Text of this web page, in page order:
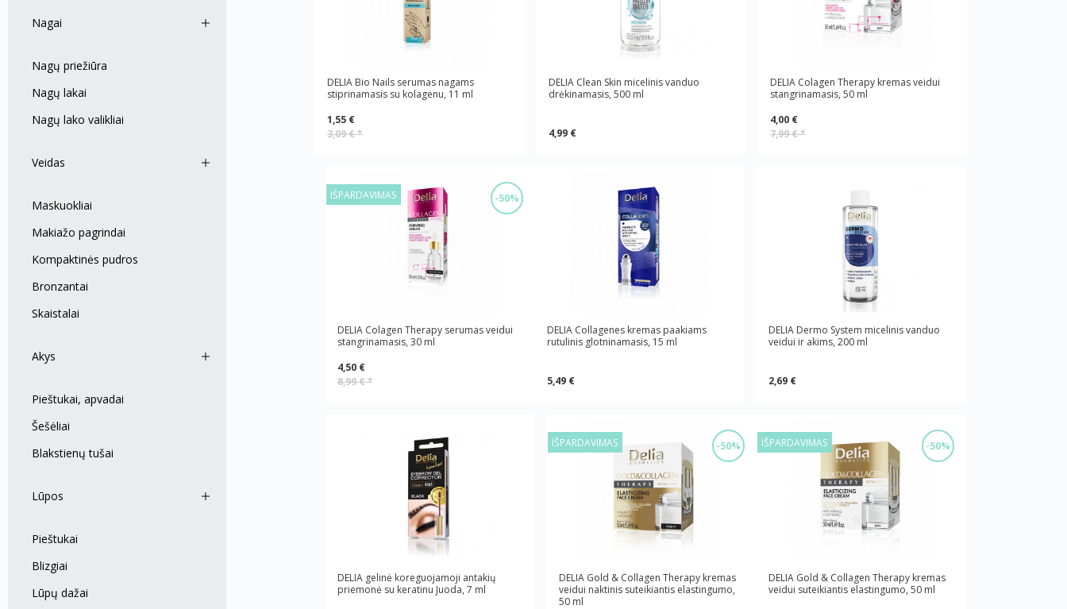
Nagai
Nagų priežiūra
Nagų lakai
Nagų lako valikliai
Veidas
Maskuokliai
Makiažo pagrindai
Kompaktinės pudros
Bronzantai
Skaistalai
Akys
Pieštukai, apvadai
Šešėliai
Blakstienų tušai
Lūpos
Pieštukai
Blizgiai
Lūpų dažai
DELIA Bio Nails serumas nagams
stiprinamasis su kolagenu, 11 ml
1,55 €
3,09 €*
DELIA Clean Skin micelinis vanduo
drėkinamasis, 500 ml
4,99 €
DELIA Colagen Therapy kremas veidui
stangrinamasis, 50 ml
4,00 €
7,99 €*
-50%
IŠPARDAVIMAS
DELIA Colagen Therapy serumas veidui
stangrinamasis, 30 ml
4,50 €
8,99 €*
DELIA Collagenes kremas paakiams
rutulinis glotninamasis, 15 ml
5,49 €
DELIA Dermo System micelinis vanduo
veidui ir akims, 200 ml
2,69 €
DELIA gelinė koreguojamoji antakių
priemonė su keratinu Juoda, 7 ml
-50%
IŠPARDAVIMAS
DELIA Gold & Collagen Therapy kremas
veidui naktinis suteikiantis elastingumo,
50 ml
-50%
IŠPARDAVIMAS
DELIA Gold & Collagen Therapy kremas
veidui suteikiantis elastingumo, 50 ml